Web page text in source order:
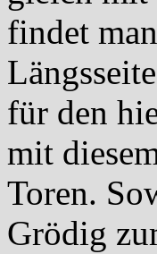
findet
für den
mit
Toren.
Grödig